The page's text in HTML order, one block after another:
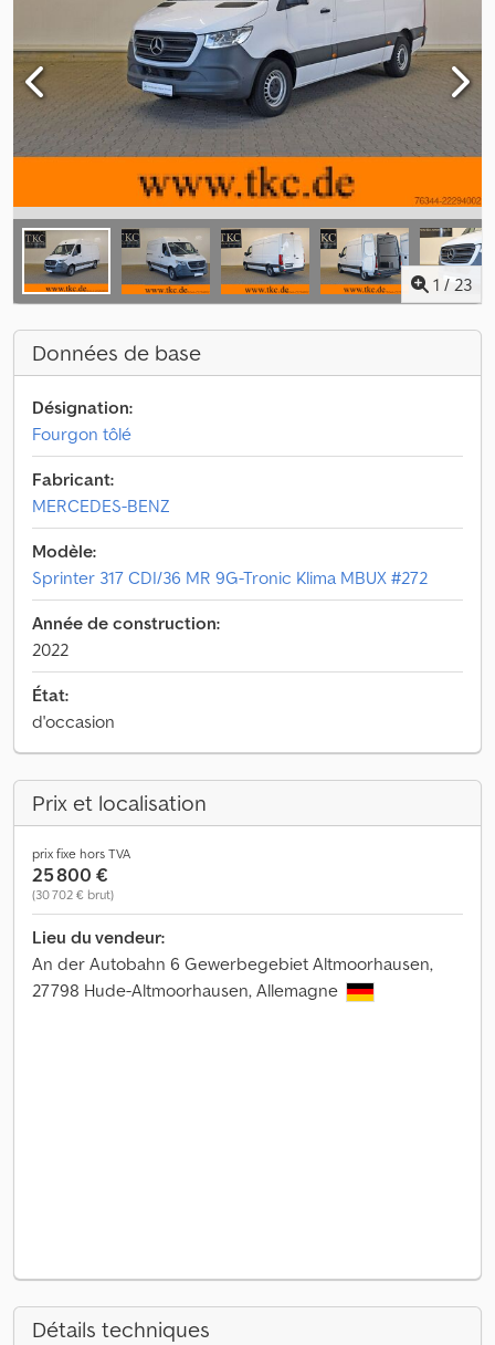
1 / 23
Données de base
Désignation:
Fourgon tôlé
Fabricant:
MERCEDES-BENZ
Modèle:
Sprinter 317 CDI/36 MR 9G-Tronic Klima MBUX #272
Année de construction:
2022
État:
d'occasion
Prix et localisation
prix fixe hors TVA
25 800 €
(30 702 € brut)
Lieu du vendeur:
An der Autobahn 6 Gewerbegebiet Altmoorhausen,
27798 Hude-Altmoorhausen, Allemagne
Détails techniques